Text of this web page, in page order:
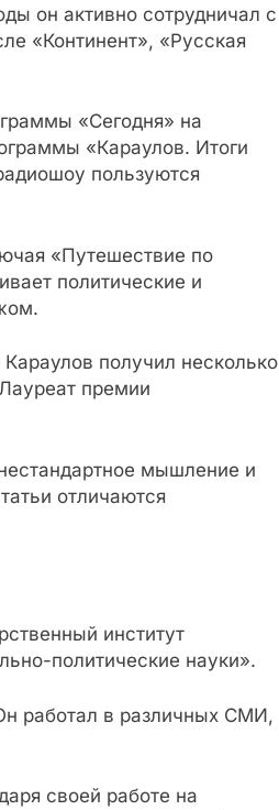
он активно сотрудничал с
«Континент», «Русская
«Сегодня» на
«Караулов. Итоги
пользуются
«Путешествие по
политические и
получил несколько
премии
мышление и
отличаются
институт
политические науки».
работал в различных СМИ,
своей работе на